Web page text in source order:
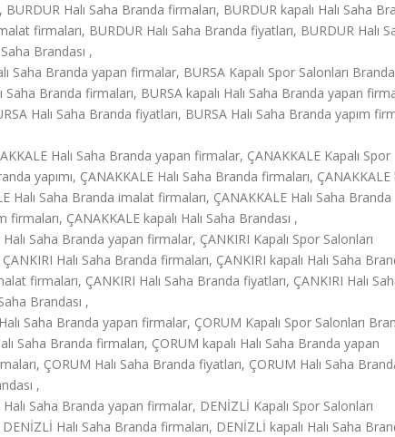
BURDUR Halı Saha Branda firmaları, BURDUR kapalı Halı Saha
firmaları, BURDUR Halı Saha Branda fiyatları, BURDUR Halı
Brandası ,
Saha Branda yapan firmalar, BURSA Kapalı Spor Salonları
Saha Branda firmaları, BURSA kapalı Halı Saha Branda yapan
Halı Saha Branda fiyatları, BURSA Halı Saha Branda yapım
Halı Saha Branda yapan firmalar, ÇANAKKALE Kapalı Spor
yapımı, ÇANAKKALE Halı Saha Branda firmaları, ÇANAKKALE
Halı Saha Branda imalat firmaları, ÇANAKKALE Halı Saha Branda
ÇANAKKALE kapalı Halı Saha Brandası ,
Saha Branda yapan firmalar, ÇANKIRI Kapalı Spor Salonları
Halı Saha Branda firmaları, ÇANKIRI kapalı Halı Saha
firmaları, ÇANKIRI Halı Saha Branda fiyatları, ÇANKIRI Halı
Brandası ,
Saha Branda yapan firmalar, ÇORUM Kapalı Spor Salonları
Saha Branda firmaları, ÇORUM kapalı Halı Saha Branda yapan
ÇORUM Halı Saha Branda fiyatları, ÇORUM Halı Saha
,
Saha Branda yapan firmalar, DENİZLİ Kapalı Spor Salonları
Halı Saha Branda firmaları, DENİZLİ kapalı Halı Saha